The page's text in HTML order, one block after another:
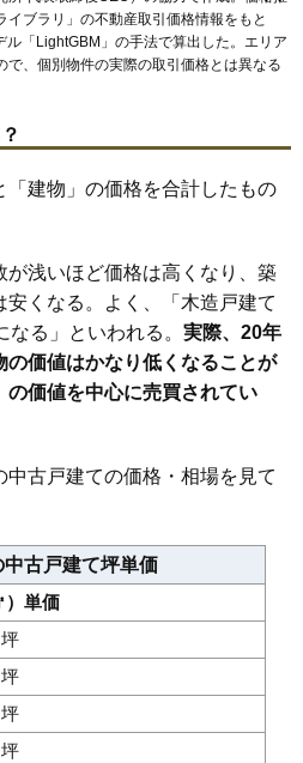
イブラリ 」の不動産取引価格情報をもと
ル「LightGBM」の手法で算出した。エリア
、個別物件の実際の取引価格とは異なる
建物」の価格を合計したもの
浅いほど価格は高くなり、築
くなる。よく、「木造戸建て
る」といわれる。 実際、20年
価値はかなり低くなることが
の価値を中心に売買されてい
古戸建ての価格・相場を見て
古戸建て坪単価
）単価
田本町 大東町太子田龍間谷川
里町南郷町錦町西楠の里町野崎
深野深野北北条緑が丘